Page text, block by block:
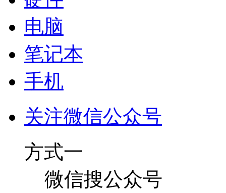
电脑
笔记本
手机
关注微信公众号
方式一
微信搜公众号